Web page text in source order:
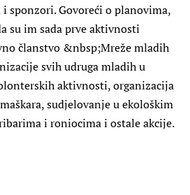
sponzori. Govoreći o planovima,
su im sada prve aktivnosti
članstvo &nbsp;Mreže mladih
svih udruga mladih u
aktivnosti, organizacija
sudjelovanje u ekološkim
i roniocima i ostale akcije.